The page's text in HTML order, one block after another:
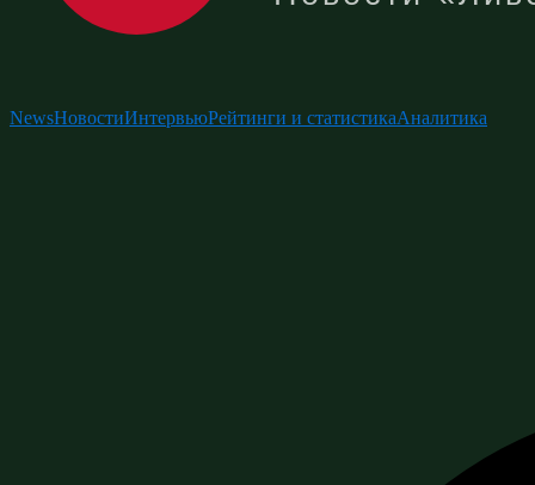
NewsНовостиИнтервьюРейтинги и статистикаАналитика